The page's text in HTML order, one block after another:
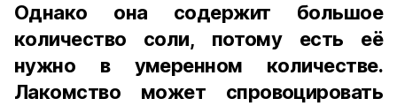
Однако она содержит большое
количество соли, потому есть её
нужно в умеренном количестве.
Лакомство может спровоцировать